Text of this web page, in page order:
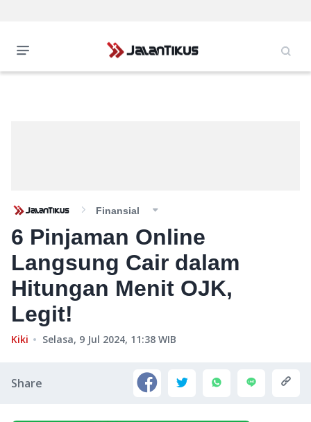
Finansial
6 Pinjaman Online
Langsung Cair dalam
Hitungan Menit OJK,
Legit!
Kiki Selasa, 9 Jul 2024, 11:38 WIB
Share